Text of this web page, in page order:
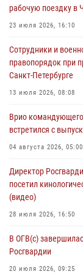
В Нижнем
семинар по
06 августа 2026, 14:47
В Брянске
память Героя
В кинологическом
память товарищей,
В Центральном
108‑летию
06 августа 2026, 13:24
рабочую поездку в
23 июля 2026, 16:10
Сотрудники и
правопорядок при
Санкт-Петербурге
13 июля 2026, 08:08
Врио
встретился с
04 августа 2026, 05:00
Директор
посетил
(видео)
28 июля 2026, 16:50
В ОГВ(с)
Росгвардии
20 июля 2026, 09:25